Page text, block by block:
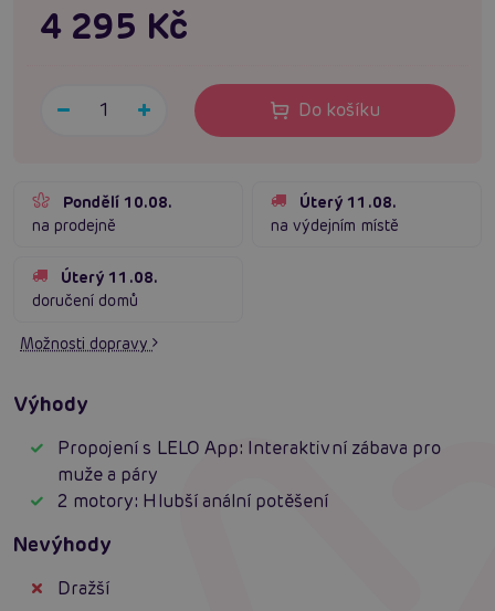
4 295 Kč
Do košíku
Pondělí 10.08.
na prodejně
Úterý 11.08.
na výdejním místě
Úterý 11.08.
doručení domů
Možnosti dopravy
Výhody
Propojení s LELO App: Interaktivní zábava pro
muže a páry
2 motory: Hlubší anální potěšení
Nevýhody
Dražší